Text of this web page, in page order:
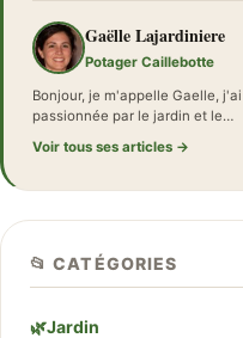
Gaëlle Lajardiniere
Potager Caillebotte
Bonjour, je m'appelle Gaelle,
passionnée par le jardin et le…
Voir tous ses articles →
📂 CATÉGORIES
🌿Jardin